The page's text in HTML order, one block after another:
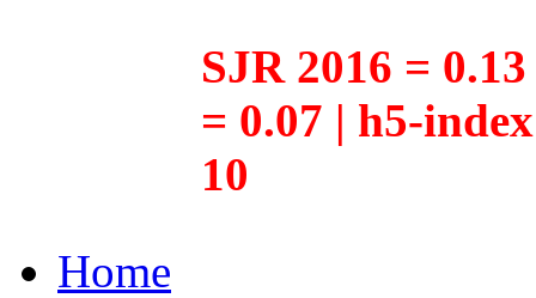
SJR 2016 =
= 0.07 | h5-
10
Home